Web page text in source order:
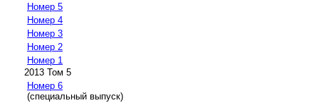
Номер 5
Номер 4
Номер 3
Номер 2
Номер 1
2013 Том 5
Номер 6
(специальный выпуск)